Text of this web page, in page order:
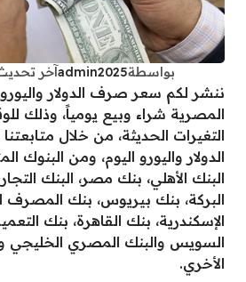
بواسطةadmin2025آخر
ننشر لكم سعر صرف الدولار
المصرية شراء وبيع يومياً، وذلك
التغيرات الحديثة، من خلال
الدولار واليورو اليوم، ومن البنوك
البنك الأهلي، بنك مصر، البنك
البركة، بنك بيريوس، بنك المصرف
الإسكندرية، بنك القاهرة، بنك
السويس والبنك المصري الخليجي
الأخري.